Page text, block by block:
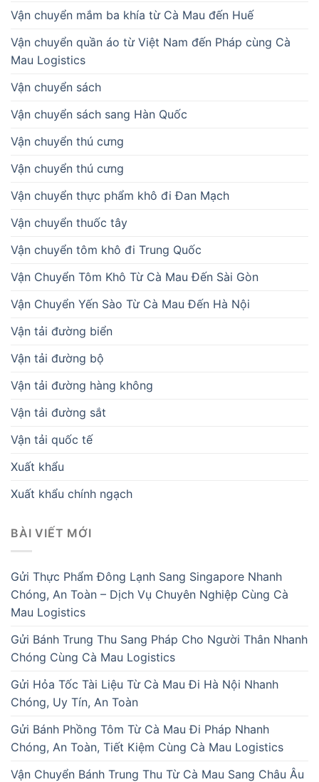
Vận chuyển mắm ba khía từ Cà Mau đến Huế
Vận chuyển quần áo từ Việt Nam đến Pháp cùng Cà
Mau Logistics
Vận chuyển sách
Vận chuyển sách sang Hàn Quốc
Vận chuyển thú cưng
Vận chuyển thú cưng
Vận chuyển thực phẩm khô đi Đan Mạch
Vận chuyển thuốc tây
Vận chuyển tôm khô đi Trung Quốc
Vận Chuyển Tôm Khô Từ Cà Mau Đến Sài Gòn
Vận Chuyển Yến Sào Từ Cà Mau Đến Hà Nội
Vận tải đường biển
Vận tải đường bộ
Vận tải đường hàng không
Vận tải đường sắt
Vận tải quốc tế
Xuất khẩu
Xuất khẩu chính ngạch
BÀI VIẾT MỚI
Gửi Thực Phẩm Đông Lạnh Sang Singapore Nhanh
Chóng, An Toàn – Dịch Vụ Chuyên Nghiệp Cùng Cà
Mau Logistics
Gửi Bánh Trung Thu Sang Pháp Cho Người Thân Nhanh
Chóng Cùng Cà Mau Logistics
Gửi Hỏa Tốc Tài Liệu Từ Cà Mau Đi Hà Nội Nhanh
Chóng, Uy Tín, An Toàn
Gửi Bánh Phồng Tôm Từ Cà Mau Đi Pháp Nhanh
Chóng, An Toàn, Tiết Kiệm Cùng Cà Mau Logistics
Vận Chuyển Bánh Trung Thu Từ Cà Mau Sang Châu Âu